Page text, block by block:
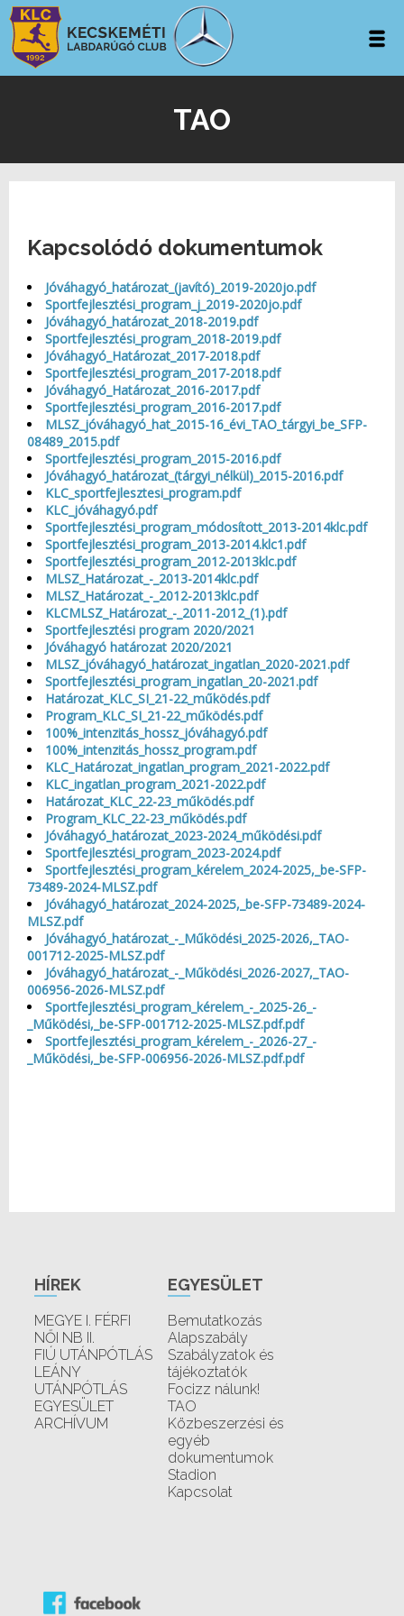
TAO
Kapcsolódó dokumentumok
Jóváhagyó_határozat_(javító)_2019-2020jo.pdf
Sportfejlesztési_program_j_2019-2020jo.pdf
Jóváhagyó_határozat_2018-2019.pdf
Sportfejlesztési_program_2018-2019.pdf
Jóváhagyó_Határozat_2017-2018.pdf
Sportfejlesztési_program_2017-2018.pdf
Jóváhagyó_Határozat_2016-2017.pdf
Sportfejlesztési_program_2016-2017.pdf
MLSZ_jóváhagyó_hat_2015-16_évi_TAO_tárgyi_be_SFP-
08489_2015.pdf
Sportfejlesztési_program_2015-2016.pdf
Jóváhagyó_határozat_(tárgyi_nélkül)_2015-2016.pdf
KLC_sportfejlesztesi_program.pdf
KLC_jóváhagyó.pdf
Sportfejlesztési_program_módosított_2013-2014klc.pdf
Sportfejlesztési_program_2013-2014.klc1.pdf
Sportfejlesztési_program_2012-2013klc.pdf
MLSZ_Határozat_-_2013-2014klc.pdf
MLSZ_Határozat_-_2012-2013klc.pdf
KLCMLSZ_Határozat_-_2011-2012_(1).pdf
Sportfejlesztési program 2020/2021
Jóváhagyó határozat 2020/2021
MLSZ_jóváhagyó_határozat_ingatlan_2020-2021.pdf
Sportfejlesztési_program_ingatlan_20-2021.pdf
Határozat_KLC_SI_21-22_működés.pdf
Program_KLC_SI_21-22_működés.pdf
100%_intenzitás_hossz_jóváhagyó.pdf
100%_intenzitás_hossz_program.pdf
KLC_Határozat_ingatlan_program_2021-2022.pdf
KLC_ingatlan_program_2021-2022.pdf
Határozat_KLC_22-23_működés.pdf
Program_KLC_22-23_működés.pdf
Jóváhagyó_határozat_2023-2024_működési.pdf
Sportfejlesztési_program_2023-2024.pdf
Sportfejlesztési_program_kérelem_2024-2025,_be-SFP-
73489-2024-MLSZ.pdf
Jóváhagyó_határozat_2024-2025,_be-SFP-73489-2024-
MLSZ.pdf
Jóváhagyó_határozat_-_Működési_2025-2026,_TAO-
001712-2025-MLSZ.pdf
Jóváhagyó_határozat_-_Működési_2026-2027,_TAO-
006956-2026-MLSZ.pdf
Sportfejlesztési_program_kérelem_-_2025-26_-
_Működési,_be-SFP-001712-2025-MLSZ.pdf.pdf
Sportfejlesztési_program_kérelem_-_2026-27_-
_Működési,_be-SFP-006956-2026-MLSZ.pdf.pdf
HÍREK
MEGYE I. FÉRFI
NŐI NB II.
FIÚ UTÁNPÓTLÁS
LEÁNY
UTÁNPÓTLÁS
EGYESÜLET
ARCHÍVUM
EGYESÜLET
Bemutatkozás
Alapszabály
Szabályzatok és
tájékoztatók
Focizz nálunk!
TAO
Közbeszerzési és
egyéb
dokumentumok
Stadion
Kapcsolat